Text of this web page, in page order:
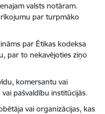
valsts notāram.
par turpmāko
par Ētikas kodeksa
par to nekavējoties ziņo
komersantu vai
pašvaldību institūcijās.
vai organizācijas, kas